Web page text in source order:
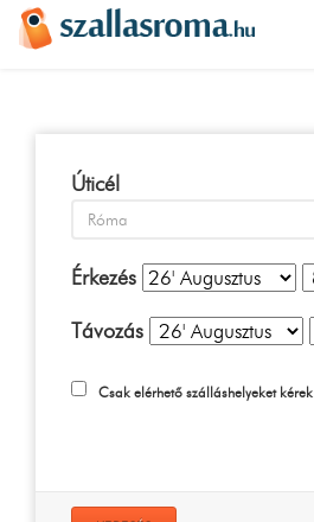
Úticél
Érkezés
Távozás
Csak elérhető szálláshelyeket kérek